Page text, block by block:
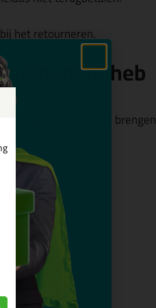
het retourneren.
of heb
in rekening te brengen